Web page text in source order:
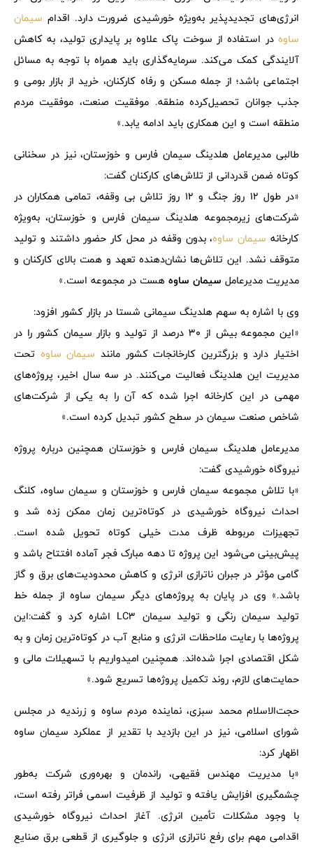
انرژی‌های تجدیدپذیر به‌ویژه خورشیدی ضرورت دارد. اقدام سیمان
ساوه در استفاده از سوخت پاک علاوه بر پایداری تولید، به کاهش
آلایندگی کمک می‌کند. سرمایه‌گذاری باید همراه با توجه به مسائل
اجتماعی باشد؛ از جمله مسکن و رفاه کارکنان، خرید از بازار بومی و
جذب جوانان تحصیل‌کرده منطقه. موفقیت صنعت، موفقیت مردم
منطقه است و این همکاری باید ادامه یابد.»
طالبی مدیرعامل هلدینگ سیمان فارس و خوزستان، نیز در سخنانی
کوتاه ضمن قدردانی از تلاش‌های کارکنان گفت:
«در طول 12 روز جنگ و 12 روز تلاش بی وقفه، تمامی همکاران در
شرکت‌های زیرمجموعه هلدینگ سیمان فارس و خوزستان، به‌ویژه
کارخانه سیمان ساوه، بدون وقفه در محل کار حضور داشتند و تولید
متوقف نشد. این تلاش‌ها نشان‌دهنده تعهد و همت بالای کارکنان و
مدیریت مدیرعامل سیمان ساوه هست در مجموعه است.»
وی با اشاره به سهم هلدینگ سیمانی شستا در بازار کشور افزود:
«این مجموعه بیش از 30 درصد از تولید و بازار سیمان کشور را در
اختیار دارد و بزرگترین کارخانجات کشور مانند سیمان ساوه تحت
مدیریت این هلدینگ فعالیت می‌کنند. در سه سال اخیر، پروژه‌های
مهمی در این کارخانه اجرا شده که آن را به یکی از شرکت‌های
شاخص صنعت سیمان در سطح کشور تبدیل کرده است.»
مدیرعامل هلدینگ سیمان فارس و خوزستان همچنین درباره پروژه
نیروگاه خورشیدی گفت:
«با تلاش مجموعه سیمان فارس و خوزستان و سیمان ساوه، کلنگ
احداث نیروگاه خورشیدی در کوتاه‌ترین زمان ممکن زده شد و
تجهیزات مربوطه ظرف مدت خیلی کوتاه تحویل شده است.
پیش‌بینی می‌شود این پروژه تا دهه مبارک فجر آماده افتتاح باشد و
گامی مؤثر در جبران ناترازی انرژی و کاهش محدودیت‌های برق و گاز
باشد.» وی در پایان به پروژه‌های دیگر سیمان ساوه از جمله خط
تولید سیمان رنگی و تولید سیمان LC3 اشاره کرد و گفت:این
پروژه‌ها با رعایت ملاحظات انرژی و منابع آب در کوتاه‌ترین زمان و به
شکل اقتصادی اجرا شده‌اند. همچنین امیدواریم با تسهیلات مالی و
حمایت‌های لازم، روند تکمیل پروژه‌ها تسریع شود.»
حجت‌الاسلام محمد سبزی، نماینده مردم ساوه و زرندیه در مجلس
شورای اسلامی، نیز در این بازدید با تقدیر از عملکرد سیمان ساوه
اظهار کرد:
«با مدیریت مهندس فقیهی، راندمان و بهره‌وری شرکت به‌طور
چشمگیری افزایش یافته و تولید از ظرفیت اسمی فراتر رفته است،
با وجود مشکلات تأمین انرژی. آغاز احداث نیروگاه خورشیدی
اقدامی مهم برای رفع ناترازی انرژی و جلوگیری از قطعی برق صنایع